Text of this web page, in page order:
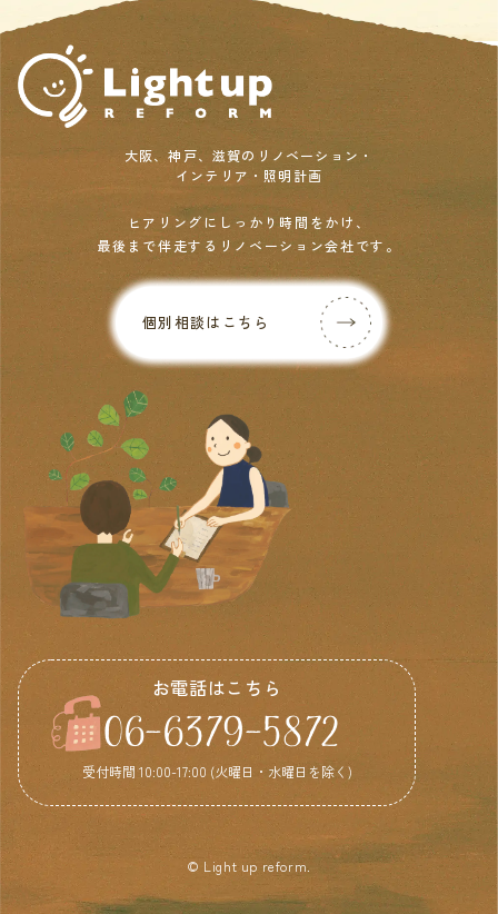
大阪、神戸、滋賀のリノベーション・
インテリア・照明計画
ヒアリングにしっかり時間をかけ、
最後まで伴走するリノベーション会社です。
個別相談はこちら
お電話はこちら
06-6379-5872
受付時間 10:00-17:00 (火曜日・水曜日を除く)
© Light up reform.